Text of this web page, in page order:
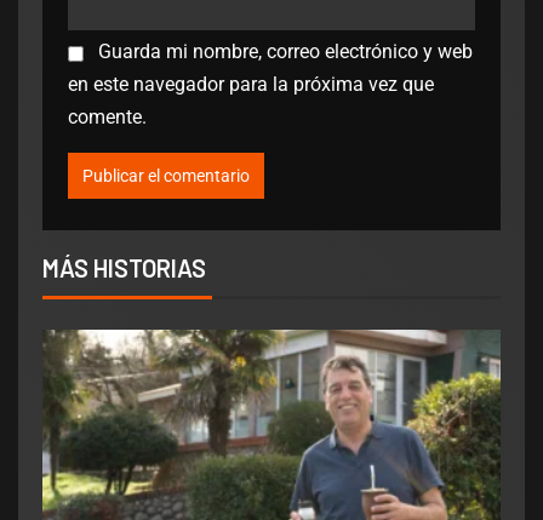
Guarda mi nombre, correo electrónico y web
en este navegador para la próxima vez que
comente.
MÁS HISTORIAS